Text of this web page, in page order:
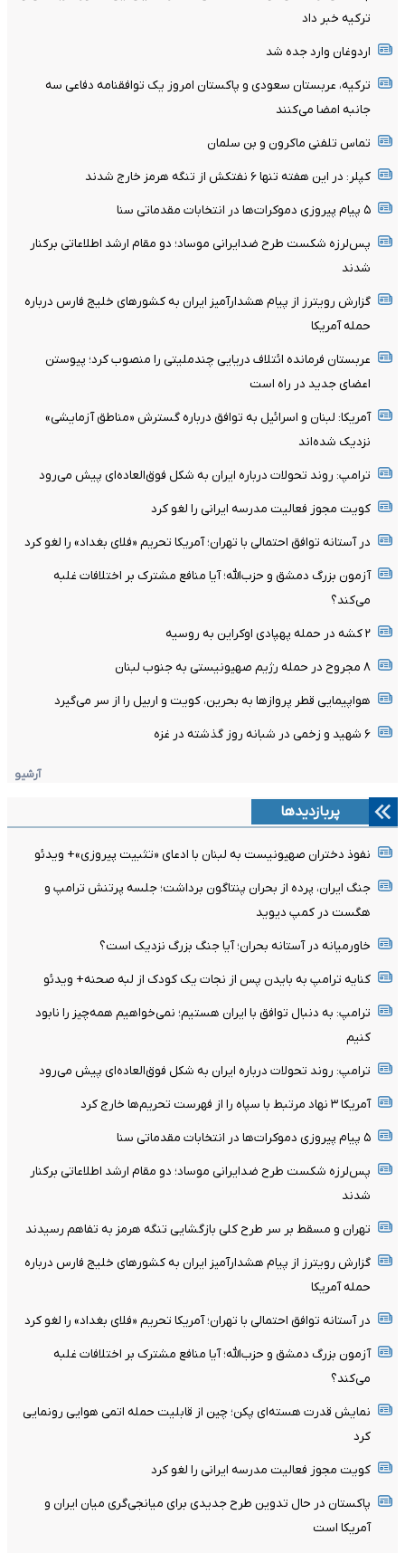
ترکیه خبر داد
اردوغان وارد جده شد
ترکیه، عربستان سعودی و پاکستان امروز یک توافقنامه دفاعی سه
جانبه امضا می‌کنند
تماس تلفنی ماکرون و بن سلمان
کپلر: در این هفته تنها ۶ نفتکش از تنگه هرمز خارج شدند
۵ پیام پیروزی دموکرات‌ها در انتخابات مقدماتی سنا
پس‌لرزه شکست طرح ضدایرانی موساد؛ دو مقام ارشد اطلاعاتی برکنار
شدند
گزارش رویترز از پیام هشدارآمیز ایران به کشورهای خلیج فارس درباره
حمله آمریکا
عربستان فرمانده ائتلاف دریایی چندملیتی را منصوب کرد؛ پیوستن
اعضای جدید در راه است
آمریکا: لبنان و اسرائیل به توافق درباره گسترش «مناطق آزمایشی»
نزدیک شده‌اند
ترامپ: روند تحولات درباره ایران به شکل فوق‌العاده‌ای پیش می‌رود
کویت مجوز فعالیت مدرسه ایرانی را لغو کرد
در آستانه توافق احتمالی با تهران؛ آمریکا تحریم «فلای بغداد» را لغو کرد
آزمون بزرگ دمشق و حزب‌الله؛ آیا منافع مشترک بر اختلافات غلبه
می‌کند؟
۲ کشه در حمله پهپادی اوکراین به روسیه
۸ مجروح در حمله رژیم صهیونیستی به جنوب لبنان
هواپیمایی قطر پروازها به بحرین، کویت و اربیل را از سر می‌گیرد
۶ شهید و زخمی در شبانه روز گذشته در غزه
آرشیو
پربازدیدها
نفوذ دختران صهیونیست به لبنان با ادعای «تثبیت پیروزی»+ ویدئو
جنگ ایران، پرده از بحران پنتاگون برداشت؛ جلسه پرتنش ترامپ و
هگست در کمپ دیوید
خاورمیانه در آستانه بحران؛ آیا جنگ بزرگ نزدیک است؟
کنایه ترامپ به بایدن پس از نجات یک کودک از لبه صحنه+ ویدئو
ترامپ: به دنبال توافق با ایران هستیم؛ نمی‌خواهیم همه‌چیز را نابود
کنیم
ترامپ: روند تحولات درباره ایران به شکل فوق‌العاده‌ای پیش می‌رود
آمریکا ۳ نهاد مرتبط با سپاه را از فهرست تحریم‌ها خارج کرد
۵ پیام پیروزی دموکرات‌ها در انتخابات مقدماتی سنا
پس‌لرزه شکست طرح ضدایرانی موساد؛ دو مقام ارشد اطلاعاتی برکنار
شدند
تهران و مسقط بر سر طرح کلی بازگشایی تنگه هرمز به تفاهم رسیدند
گزارش رویترز از پیام هشدارآمیز ایران به کشورهای خلیج فارس درباره
حمله آمریکا
در آستانه توافق احتمالی با تهران؛ آمریکا تحریم «فلای بغداد» را لغو کرد
آزمون بزرگ دمشق و حزب‌الله؛ آیا منافع مشترک بر اختلافات غلبه
می‌کند؟
نمایش قدرت هسته‌ای پکن؛ چین از قابلیت حمله اتمی هوایی رونمایی
کرد
کویت مجوز فعالیت مدرسه ایرانی را لغو کرد
پاکستان در حال تدوین طرح جدیدی برای میانجی‌گری میان ایران و
آمریکا است